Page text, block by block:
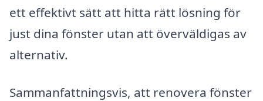
ett effektivt sätt att hitta rätt lösning för
just dina fönster utan att överväldigas av
alternativ.
Sammanfattningsvis, att renovera fönster